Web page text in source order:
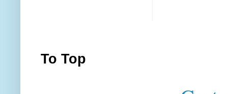
To Top